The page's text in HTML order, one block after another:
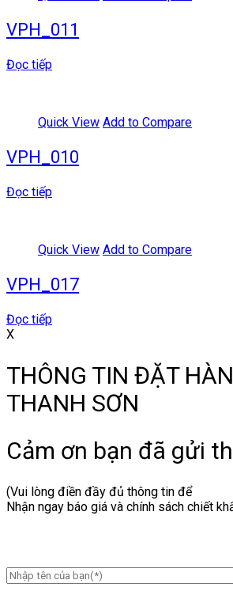
VPH_011
Đọc tiếp
Quick View Add to Compare
VPH_010
Đọc tiếp
Quick View Add to Compare
VPH_017
Đọc tiếp
X
THÔNG TIN ĐẶT
THANH SƠN
Cảm ơn bạn đã gửi
(Vui lòng điền đầy đủ thông tin để
Nhận ngay báo giá và chính sách chiết